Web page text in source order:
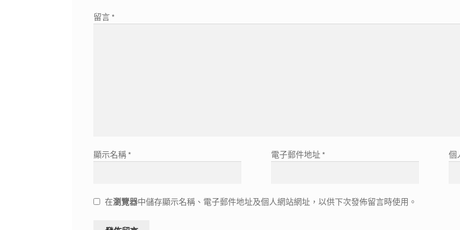
留言 *
顯示名稱 * 電子郵件地址 * 個
在瀏覽器中儲存顯示名稱、電子郵件地址及個人網站網址，以供下次發佈留言時使用。